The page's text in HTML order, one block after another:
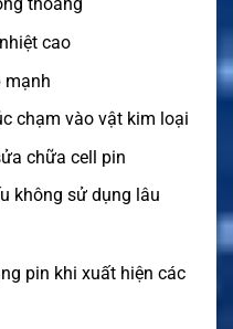
thoáng
cao
mạnh
chạm vào vật kim loại
chữa cell pin
không sử dụng lâu
pin khi xuất hiện các